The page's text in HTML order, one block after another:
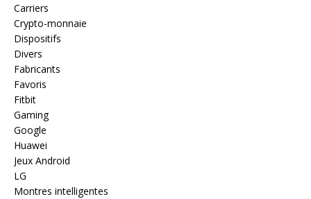
Carriers
Crypto-monnaie
Dispositifs
Divers
Fabricants
Favoris
Fitbit
Gaming
Google
Huawei
Jeux Android
LG
Montres intelligentes